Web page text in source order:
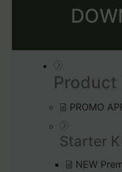
Product
PROMO
Starter
NEW